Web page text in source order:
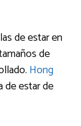
de estar en
de
Hong
de estar de